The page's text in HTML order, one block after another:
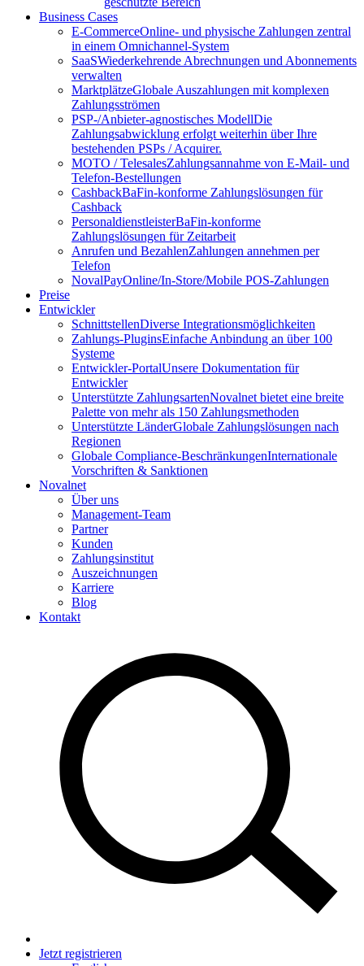
Business Cases
E-CommerceOnline- und physische Zahlungen zentral
in einem Omnichannel-System
SaaSWiederkehrende Abrechnungen und Abonnements
verwalten
MarktplätzeGlobale Auszahlungen mit komplexen
Zahlungsströmen
PSP-/Anbieter‑agnostisches ModellDie
Zahlungsabwicklung erfolgt weiterhin über Ihre
bestehenden PSPs / Acquirer.
MOTO / TelesalesZahlungsannahme von E-Mail- und
Telefon-Bestellungen
CashbackBaFin-konforme Zahlungslösungen für
Cashback
PersonaldienstleisterBaFin-konforme
Zahlungslösungen für Zeitarbeit
Anrufen und BezahlenZahlungen annehmen per
Telefon
NovalPayOnline/In-Store/Mobile POS-Zahlungen
Preise
Entwickler
SchnittstellenDiverse Integrationsmöglichkeiten
Zahlungs-PluginsEinfache Anbindung an über 100
Systeme
Entwickler-PortalUnsere Dokumentation für
Entwickler
Unterstützte ZahlungsartenNovalnet bietet eine breite
Palette von mehr als 150 Zahlungsmethoden
Unterstützte LänderGlobale Zahlungslösungen nach
Regionen
Globale Compliance-BeschränkungenInternationale
Vorschriften & Sanktionen
Novalnet
Über uns
Management-Team
Partner
Kunden
Zahlungsinstitut
Auszeichnungen
Karriere
Blog
Kontakt
Jetzt registrieren